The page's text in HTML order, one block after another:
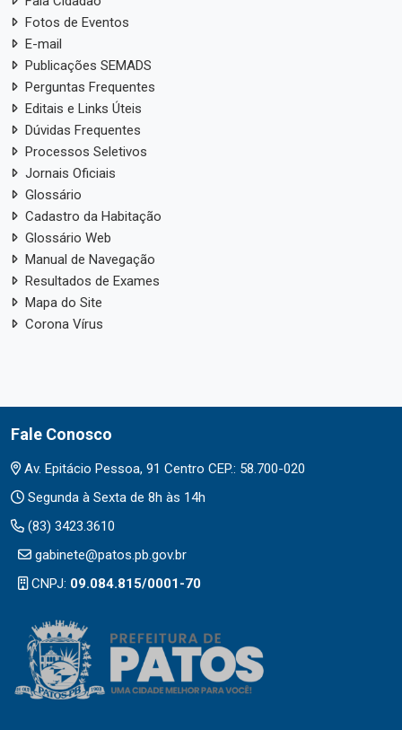
Fotos de Eventos
E-mail
Publicações SEMADS
Perguntas Frequentes
Editais e Links Úteis
Dúvidas Frequentes
Processos Seletivos
Jornais Oficiais
Glossário
Cadastro da Habitação
Glossário Web
Manual de Navegação
Resultados de Exames
Mapa do Site
Corona Vírus
Fale Conosco
Av. Epitácio Pessoa, 91 Centro CEP.: 58.700-020
Segunda à Sexta de 8h às 14h
(83) 3423.3610
gabinete@patos.pb.gov.br
CNPJ: 09.084.815/0001-70